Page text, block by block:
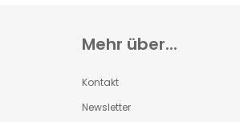
Mehr über...
Kontakt
Newsletter